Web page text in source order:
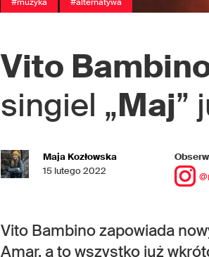
Vito
singiel „Maj”
Maja Kozłowska
15 lutego 2022
Vito Bambino zapowiada
Amar, a to wszystko już